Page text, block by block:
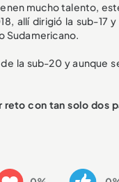
mucho talento,
allí dirigió la sub-17
Sudamericano.
la sub-20 y aunque
reto con tan solo dos